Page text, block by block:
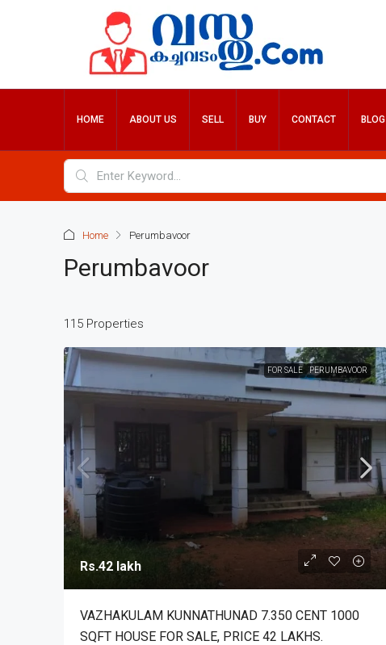
HOME ABOUT US SELL BUY CONTACT BLOG
Home Perumbavoor
Perumbavoor
115 Properties
FOR SALE PERUMBAVOOR
Rs.42 lakh
VAZHAKULAM KUNNATHUNAD 7.350 CENT 1000
SQFT HOUSE FOR SALE, PRICE 42 LAKHS.